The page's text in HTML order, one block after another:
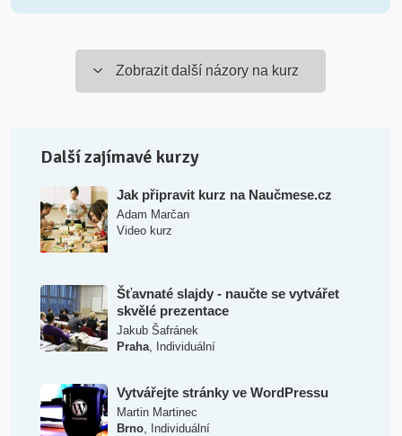
Zobrazit další názory na kurz
Další zajímavé kurzy
Jak připravit kurz na Naučmese.cz
Adam Marčan
Video kurz
Šťavnaté slajdy - naučte se vytvářet
skvělé prezentace
Jakub Šafránek
Praha, Individuální
Vytvářejte stránky ve WordPressu
Martin Martinec
Brno, Individuální